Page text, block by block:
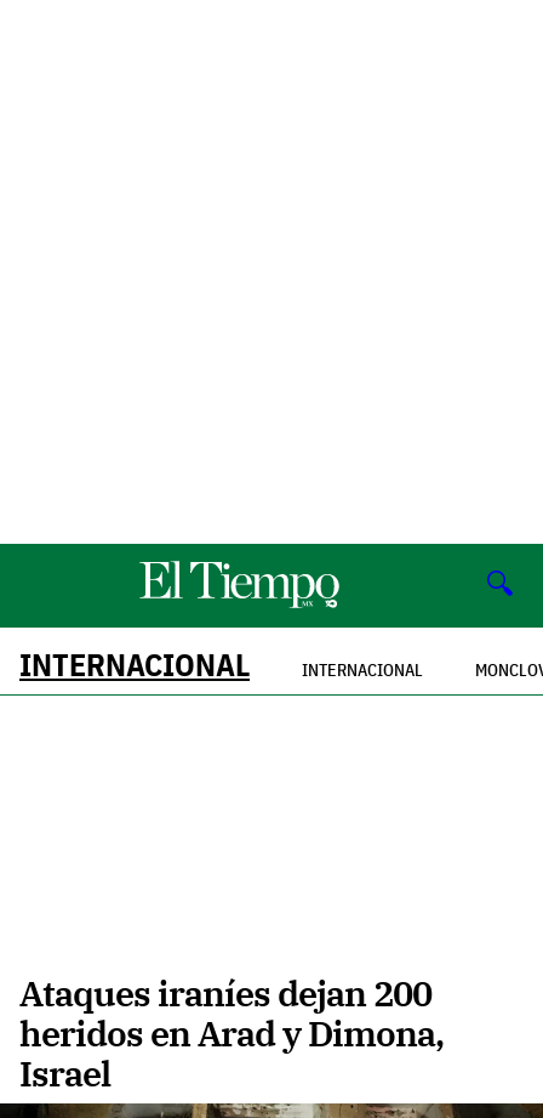
🔍
INTERNACIONAL INTERNACIONAL
Ataques iraníes dejan 200
heridos en Arad y Dimona,
Israel